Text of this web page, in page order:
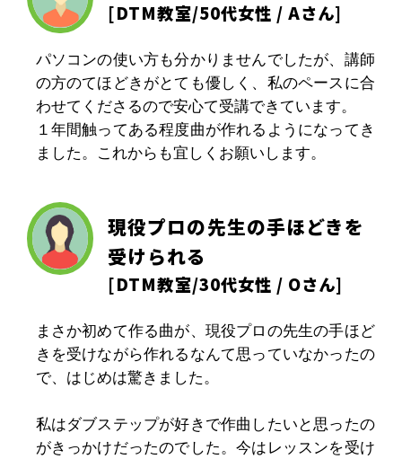
[DTM教室/50代女性 / Aさん]
パソコンの使い方も分かりませんでしたが、講師
の方のてほどきがとても優しく、私のペースに合
わせてくださるので安心て受講できています。
１年間触ってある程度曲が作れるようになってき
ました。これからも宜しくお願いします。
現役プロの先生の手ほどきを
受けられる
[DTM教室/30代女性 / Oさん]
まさか初めて作る曲が、現役プロの先生の手ほど
きを受けながら作れるなんて思っていなかったの
で、はじめは驚きました。
私はダブステップが好きで作曲したいと思ったの
がきっかけだったのでした。今はレッスンを受け